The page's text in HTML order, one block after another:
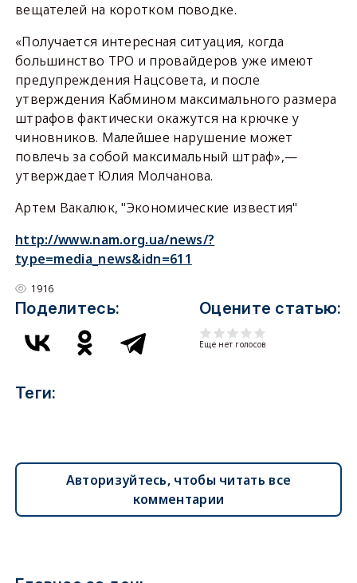
вещателей на коротком поводке.
«Получается интересная ситуация, когда
большинство ТРО и провайдеров уже имеют
предупреждения Нацсовета, и после
утверждения Кабмином максимального размера
штрафов фактически окажутся на крючке у
чиновников. Малейшее нарушение может
повлечь за собой максимальный штраф»,—
утверждает Юлия Молчанова.
Артем Вакалюк, "Экономические известия"
http://www.nam.org.ua/news/?
type=media_news&idn=611
1916
Поделитесь: Оцените статью:
Еще нет голосов
Теги:
Авторизуйтесь, чтобы читать все
комментарии